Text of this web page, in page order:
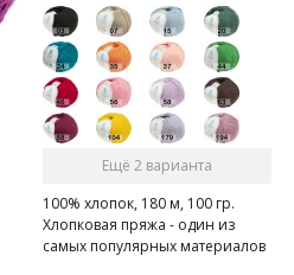
Ещё 2 варианта
100% хлопок, 180 м, 100 гр.
Хлопковая пряжа - один из
самых популярных материалов